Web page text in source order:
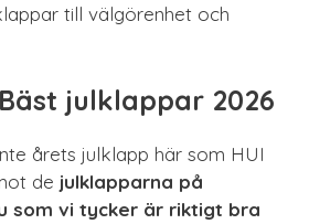
till välgörenhet och
julklappar 2026
årets julklapp här som HUI
de julklapparna på
som vi tycker är riktigt bra